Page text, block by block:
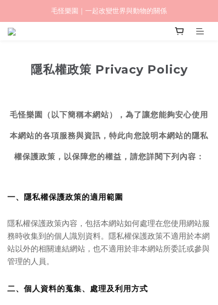
毛怪樂園｜一起改變世界與動物的關係
毛怪樂園｜一起改變世界與動物的關係
【物資認購】透明守護計劃｜從認購到送達，全程透明
隱私權政策 Privacy Policy
毛怪樂園（以下簡稱本網站），為了讓您能夠安心使用
本網站的各項服務與資訊，特此向您說明本網站的隱私
權保護政策，以保障您的權益，請您詳閱下列內容：
一、隱私權保護政策的適用範圍
隱私權保護政策內容，包括本網站如何處理在您使用網站服
務時收集到的個人識別資料。隱私權保護政策不適用於本網
站以外的相關連結網站，也不適用於非本網站所委託或參與
管理的人員。
二、個人資料的蒐集、處理及利用方式